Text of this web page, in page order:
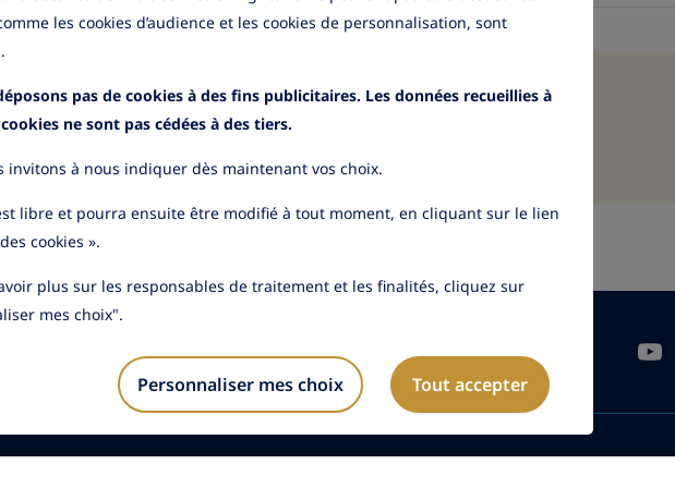
un projet ?
les cookies d’audience et les cookies de personnalisation, sont
pas de cookies à des fins publicitaires. Les données recueillies à
cookies ne sont pas cédées à des tiers.
invitons à nous indiquer dès maintenant vos choix.
libre et pourra ensuite être modifié à tout moment, en cliquant sur le lien
cookies ».
plus sur les responsables de traitement et les finalités, cliquez sur
mes choix".
Personnaliser mes choix Tout accepter